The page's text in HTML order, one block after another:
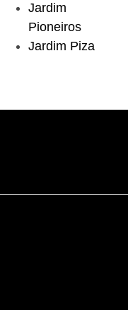
Jardim
Pioneiros
Jardim Piza